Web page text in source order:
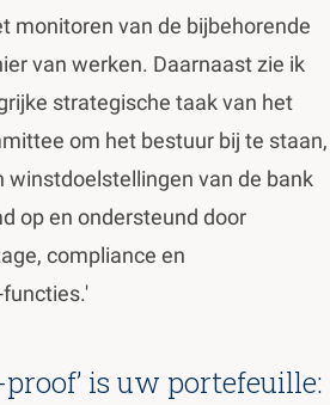
monitoren van de bijbehorende
van werken. Daarnaast zie ik
strategische taak van het
om het bestuur bij te staan,
winstdoelstellingen van de bank
op en ondersteund door
compliance en
proof’ is uw portefeuille: